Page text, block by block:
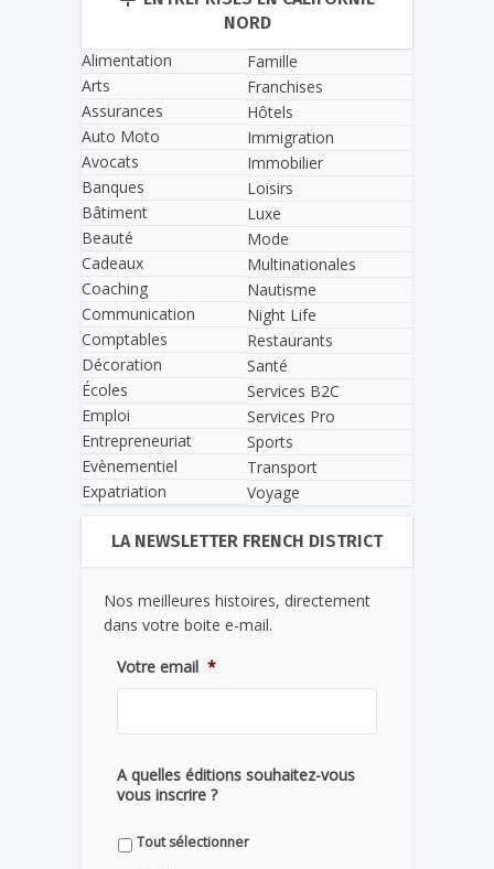
NORD
Alimentation
Arts
Assurances
Auto Moto
Avocats
Banques
Bâtiment
Beauté
Cadeaux
Coaching
Communication
Comptables
Décoration
Écoles
Emploi
Entrepreneuriat
Evènementiel
Expatriation
Famille
Franchises
Hôtels
Immigration
Immobilier
Loisirs
Luxe
Mode
Multinationales
Nautisme
Night Life
Restaurants
Santé
Services B2C
Services Pro
Sports
Transport
Voyage
LA NEWSLETTER FRENCH DISTRICT
Nos meilleures histoires, directement
dans votre boite e-mail.
Votre email *
A quelles éditions souhaitez-vous
vous inscrire ?
Tout sélectionner